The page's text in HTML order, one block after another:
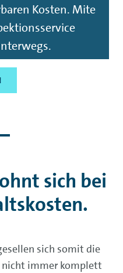
Kosten. Mite
sich bei
sich somit die
nicht immer komplett